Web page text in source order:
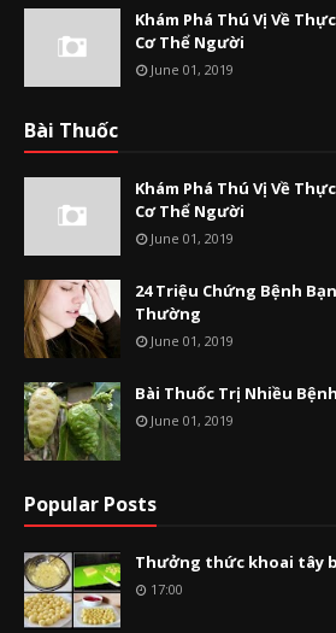
Khám Phá Thú Vị Về
Cơ Thể Người
June 01, 2019
Bài Thuốc
Khám Phá Thú Vị Về
Cơ Thể Người
June 01, 2019
24 Triệu Chứng Bệnh
Thường
June 01, 2019
Bài Thuốc Trị Nhiều
June 01, 2019
Popular Posts
Thưởng thức khoai tây
17:00